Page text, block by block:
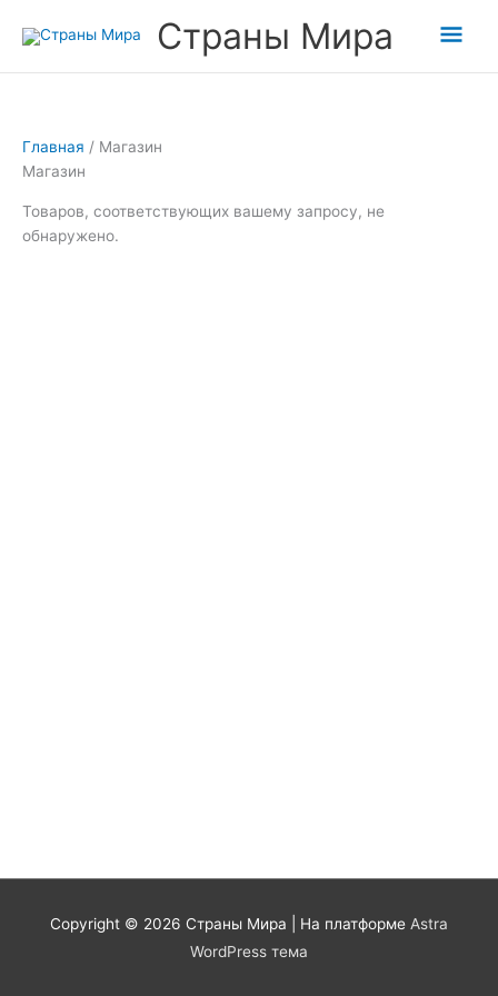
Страны Мира
Главная / Магазин
Магазин
Товаров, соответствующих вашему запросу, не
обнаружено.
Copyright © 2026 Страны Мира | На платформе Astra
WordPress тема